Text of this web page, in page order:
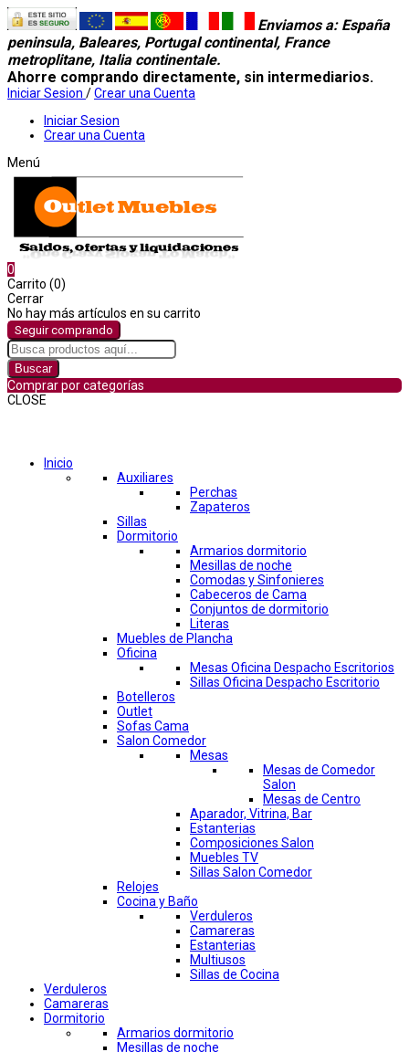
Enviamos a: España
peninsula, Baleares, Portugal continental, France
metroplitane, Italia continentale.
Ahorre comprando directamente, sin intermediarios.
Iniciar Sesion /Crear una Cuenta
Iniciar Sesion
Crear una Cuenta
Menú
0
Carrito (0)
Cerrar
No hay más artículos en su carrito
Seguir comprando
Buscar
Comprar por categorías
CLOSE
Inicio
Auxiliares
Perchas
Zapateros
Sillas
Dormitorio
Armarios dormitorio
Mesillas de noche
Comodas y Sinfonieres
Cabeceros de Cama
Conjuntos de dormitorio
Literas
Muebles de Plancha
Oficina
Mesas Oficina Despacho Escritorios
Sillas Oficina Despacho Escritorio
Botelleros
Outlet
Sofas Cama
Salon Comedor
Mesas
Mesas de Comedor
Salon
Mesas de Centro
Aparador, Vitrina, Bar
Estanterias
Composiciones Salon
Muebles TV
Sillas Salon Comedor
Relojes
Cocina y Baño
Verduleros
Camareras
Estanterias
Multiusos
Sillas de Cocina
Verduleros
Camareras
Dormitorio
Armarios dormitorio
Mesillas de noche